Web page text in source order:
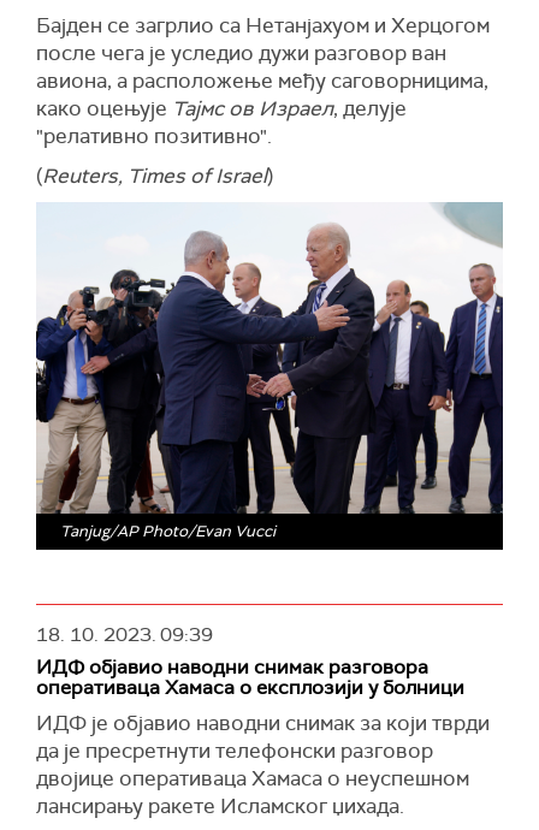
Бајден се загрлио са Нетанјахуом и Херцогом
после чега је уследио дужи разговор ван
авиона, а расположење међу саговорницима,
како оцењује Тајмс ов Израел, делује
"релативно позитивно".
(Reuters, Times of Israel)
Tanjug/AP Photo/Evan Vucci
18. 10. 2023.09:39
ИДФ објавио наводни снимак разговора
оперативаца Хамаса о експлозији у болници
ИДФ је објавиo наводни снимак за који тврди
да је пресретнути телефонски разговор
двојице оперативаца Хамаса о неуспешном
лансирању ракете Исламског џихада.